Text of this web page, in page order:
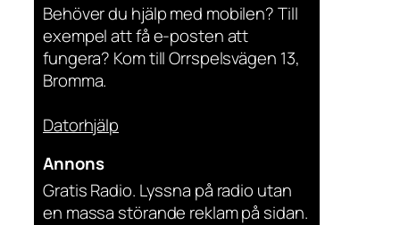
Behöver du hjälp med mobilen? Till
exempel att få e-posten att
fungera? Kom till Orrspelsvägen 13,
Bromma.
Datorhjälp
Annons
Gratis Radio. Lyssna på radio utan
en massa störande reklam på sidan.